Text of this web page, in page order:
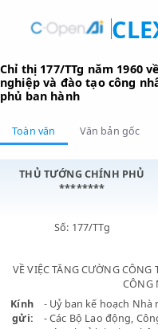
Chỉ thị 177/TTg năm
nghiệp và đào tạo
phủ ban hành
Toàn văn
THỦ TƯỚNG CHÍNH PHỦ
VỀ VIỆC TĂNG CƯỜNG